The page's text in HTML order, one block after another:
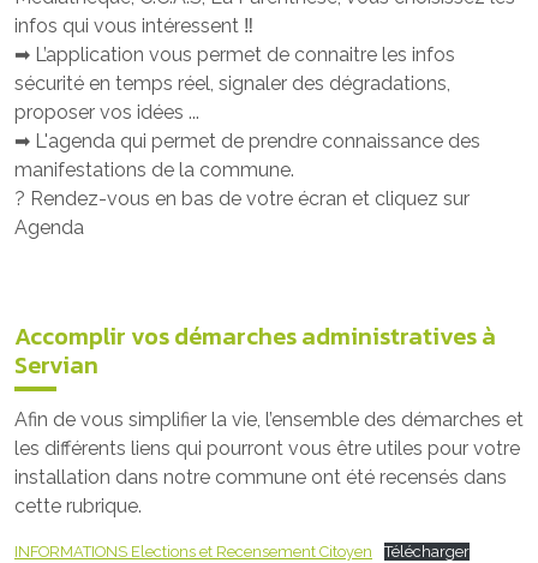
infos qui vous intéressent ‼
➡ L’application vous permet de connaitre les infos
sécurité en temps réel, signaler des dégradations,
proposer vos idées ...
➡ L'agenda qui permet de prendre connaissance des
manifestations de la commune.
? Rendez-vous en bas de votre écran et cliquez sur
Agenda
Accomplir vos démarches administratives à
Servian
Afin de vous simplifier la vie, l’ensemble des démarches et
les différents liens qui pourront vous être utiles pour votre
installation dans notre commune ont été recensés dans
cette rubrique.
INFORMATIONS Elections et Recensement Citoyen
Télécharger